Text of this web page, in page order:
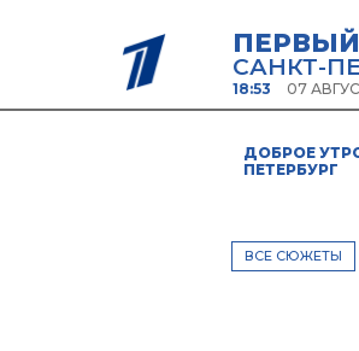
САНКТ-
18:53 07
ДОБРОЕ
ПЕТЕРБУРГ
ВСЕ СЮЖЕТЫ